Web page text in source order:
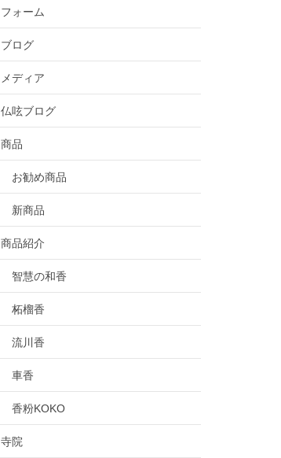
フォーム
ブログ
メディア
仏呟ブログ
商品
お勧め商品
新商品
商品紹介
智慧の和香
柘榴香
流川香
車香
香粉KOKO
寺院